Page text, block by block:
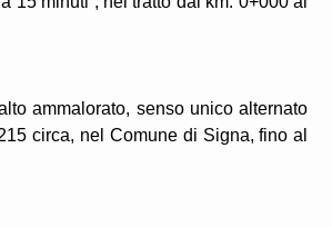
ammalorato, senso unico alternato
circa, nel Comune di Signa, fino al